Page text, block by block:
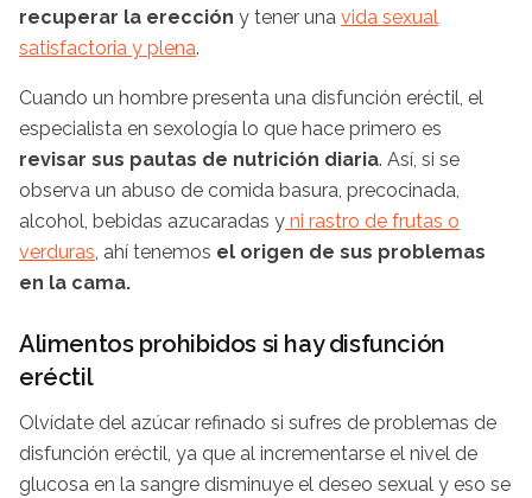
recuperar la erección y tener una vida sexual
satisfactoria y plena.
Cuando un hombre presenta una disfunción eréctil, el
especialista en sexología lo que hace primero es
revisar sus pautas de nutrición diaria. Así, si se
observa un abuso de comida basura, precocinada,
alcohol, bebidas azucaradas y ni rastro de frutas o
verduras, ahí tenemos el origen de sus problemas
en la cama.
Alimentos prohibidos si hay disfunción
eréctil
Olvídate del azúcar refinado si sufres de problemas de
disfunción eréctil, ya que al incrementarse el nivel de
glucosa en la sangre disminuye el deseo sexual y eso se